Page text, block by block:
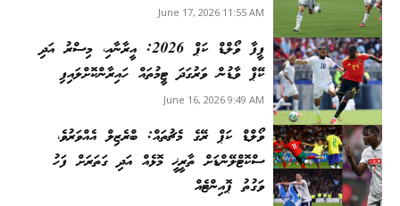
June 17, 2026 11:55 AM
ފީފާ ވޯލްޑް ކަޕް 2026: އީރާނާއި، މިސްރު އަދި
ކޭޕް ވާޑުން ވަރުގަދަ ޓީމުތައް ހައިރާންކޮށްލައިފި
June 16, 2026 9:49 AM
ވޯލްޑް ކަޕް ރޭގެ މެޗުތައް: ބްރެޒިލް އެއްވަރުވެ،
ސްކޮޓްލޭންޑަށް ތާރީޚީ މޮޅެއް އަދި ގަތަރަށް ފަހު
ވަގުތު ޕޮއިންޓެއް